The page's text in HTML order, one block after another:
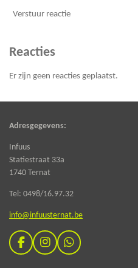
Verstuur reactie
Reacties
Er zijn geen reacties geplaatst.
Adresgegevens:
Infuus
Statiestraat 33a
1740 Ternat
Tel: 0498/16.97.32
info@infuusternat.be
F
a
I
n
W
h